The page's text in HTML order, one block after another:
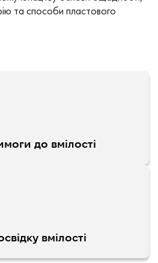
та способи пластового
до вмілості
вмілості